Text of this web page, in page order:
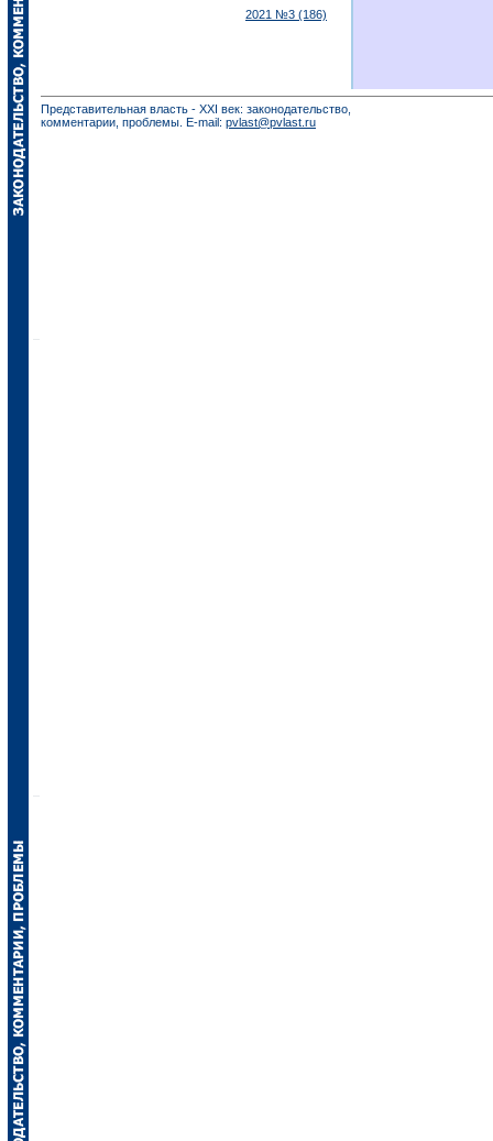
2021 №3 (186)
Представительная власть - XXI век: законодательство,
комментарии, проблемы. E-mail: pvlast@pvlast.ru